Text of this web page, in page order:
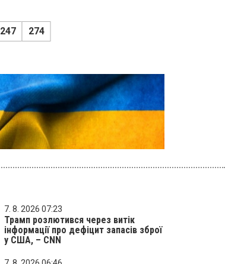
247 274
7. 8. 2026 07:23
Трамп розлютився через витік
інформації про дефіцит запасів зброї
у США, – CNN